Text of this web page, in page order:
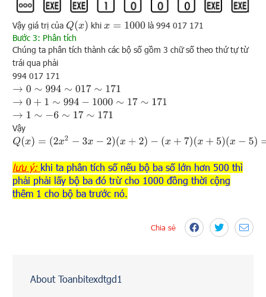
Vậy giá trị của Q(x) khix=1000
là 994 017 171
Bước 3: Phân tích
Chúng ta phân tích thành các bộ số gồm 3 chữ số theo thứ tự từ
trái qua phải
994 017 171
→0 ∼ 994∼017∼171
→0 + 1∼ 994−1000∼ 17∼171
→1 ∼ −6 ∼17 ∼171
Vậy
Q(x)= 2x 2−3x− 2) (x+2)− (x+7) (x+5) (x− 5)=x3 −6x2 +17x+171
lưu ý: khi ta phân tích số nếu bộ ba số lớn hơn 500 thì
phải phải lấy bộ ba đó trừ cho 1000 đồng thời cộng
thêm 1 cho bộ ba trước nó.
Chia sẻ
About Toanbitexdtgd1